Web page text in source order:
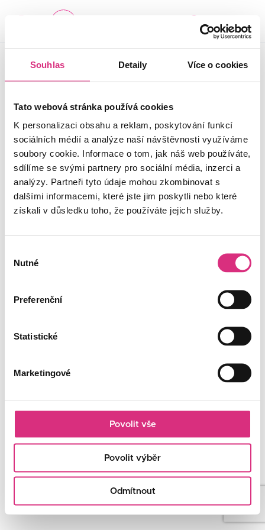
Souhlas Detaily Více o cookies
Tato webová stránka používá cookies
K personalizaci obsahu a reklam, poskytování funkcí
sociálních médií a analýze naší návštěvnosti využíváme
soubory cookie. Informace o tom, jak náš web používáte,
sdílíme se svými partnery pro sociální média, inzerci a
analýzy. Partneři tyto údaje mohou zkombinovat s
dalšími informacemi, které jste jim poskytli nebo které
získali v důsledku toho, že používáte jejich služby.
souhlasu
Nutné
Preferenční
Statistické
Marketingové
Povolit vše
Povolit výběr
Odmítnout
Důležité je vědět, že v
SEZNAM CENTER
HOME z.ú. |Cookies